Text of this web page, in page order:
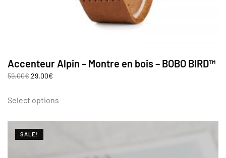
Accenteur Alpin – Montre en bois – BOBO BIRD™
59.00€29.00€
Select options
SALE!